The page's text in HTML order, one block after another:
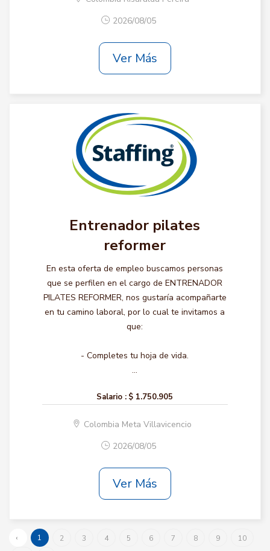
2026/08/05
Ver Más
Entrenador pilates
reformer
En esta oferta de empleo buscamos personas
que se perfilen en el cargo de ENTRENADOR
PILATES REFORMER, nos gustaría acompañarte
en tu camino laboral, por lo cual te invitamos a
que:
- Completes tu hoja de vida.
...
Salario : $ 1.750.905
Colombia Meta Villavicencio
2026/08/05
Ver Más
‹ 1 2 3 4 5 6 7 8 9
10